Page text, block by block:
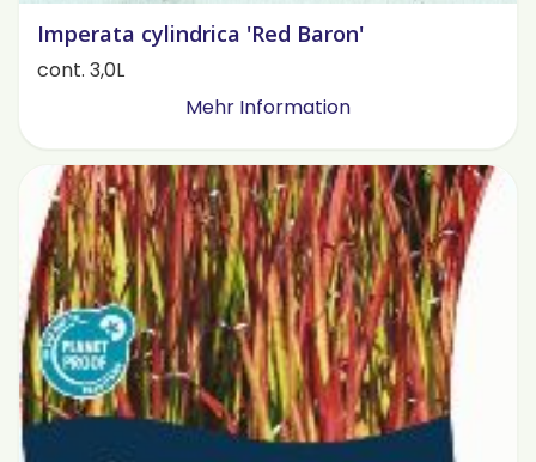
Imperata cylindrica 'Red Baron'
cont. 3,0L
Mehr Information